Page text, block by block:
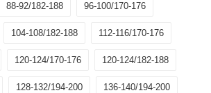
88-92/182-188 96-100/170-176
104-108/182-188 112-116/170-176
120-124/170-176 120-124/182-188
128-132/194-200 136-140/194-200